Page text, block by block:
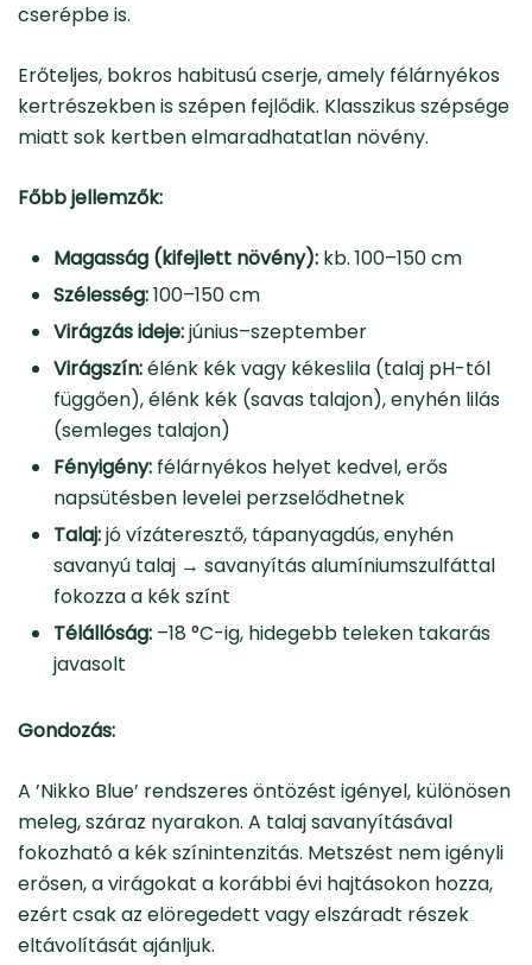
cserépbe is.
Erőteljes, bokros habitusú cserje, amely félárnyékos
kertrészekben is szépen fejlődik. Klasszikus szépsége
miatt sok kertben elmaradhatatlan növény.
Főbb jellemzők:
Magasság (kifejlett növény): kb. 100–150 cm
Szélesség:100–150 cm
Virágzás ideje:június–szeptember
Virágszín:élénk kék vagy kékeslila (talaj pH-tól
függően), élénk kék (savas talajon), enyhén lilás
(semleges talajon)
Fényigény: félárnyékos helyet kedvel, erős
napsütésben levelei perzselődhetnek
Talaj:jó vízáteresztő, tápanyagdús, enyhén
savanyú talaj → savanyítás alumíniumszulfáttal
fokozza a kék színt
Télállóság: –18 °C-ig, hidegebb teleken takarás
javasolt
Gondozás:
A ’Nikko Blue’ rendszeres öntözést igényel, különösen
meleg, száraz nyarakon. A talaj savanyításával
fokozható a kék színintenzitás. Metszést nem igényli
erősen, a virágokat a korábbi évi hajtásokon hozza,
ezért csak az elöregedett vagy elszáradt részek
eltávolítását ajánljuk.